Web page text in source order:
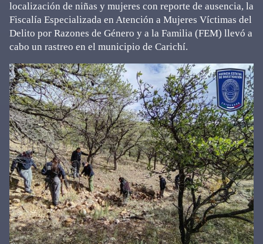
localización de niñas y mujeres con reporte de ausencia, la
Fiscalía Especializada en Atención a Mujeres Víctimas del
Delito por Razones de Género y a la Familia (FEM) llevó a
cabo un rastreo en el municipio de Carichí.